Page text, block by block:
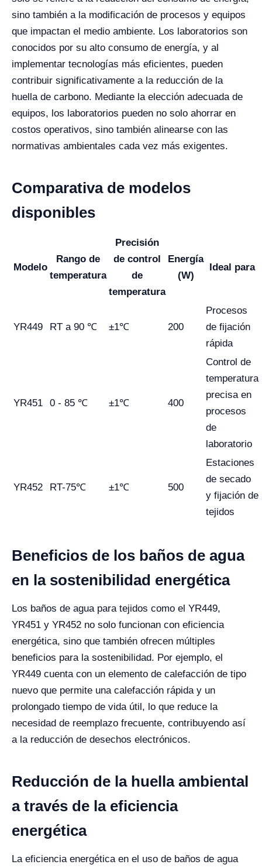
sino también a la modificación de procesos y equipos
que impactan el medio ambiente. Los laboratorios son
conocidos por su alto consumo de energía, y al
implementar tecnologías más eficientes, pueden
contribuir significativamente a la reducción de la
huella de carbono. Mediante la elección adecuada de
equipos, los laboratorios pueden no solo ahorrar en
costos operativos, sino también alinearse con las
normativas ambientales cada vez más exigentes.
Comparativa de modelos
disponibles
Modelo
Rango de
temperatura
Precisión
de control
de
temperatura
Energía
(W)
Ideal para
YR449 RT a 90 ℃ ±1℃ 200
Procesos
de fijación
rápida
YR451 0 - 85 ℃ ±1℃ 400
Control de
temperatura
precisa en
procesos
de
laboratorio
YR452 RT-75℃ ±1℃ 500
Estaciones
de secado
y fijación de
tejidos
Beneficios de los baños de agua
en la sostenibilidad energética
Los baños de agua para tejidos como el YR449,
YR451 y YR452 no solo funcionan con eficiencia
energética, sino que también ofrecen múltiples
beneficios para la sostenibilidad. Por ejemplo, el
YR449 cuenta con un elemento de calefacción de tipo
nuevo que permite una calefacción rápida y un
prolongado tiempo de vida útil, lo que reduce la
necesidad de reemplazo frecuente, contribuyendo así
a la reducción de desechos electrónicos.
Reducción de la huella ambiental
a través de la eficiencia
energética
La eficiencia energética en el uso de baños de agua